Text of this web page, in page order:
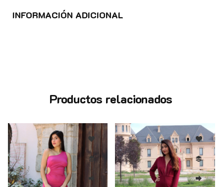
INFORMACIÓN ADICIONAL
Productos relacionados